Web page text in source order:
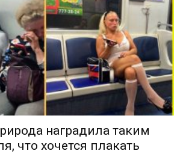
наградила таким
что хочется плакать